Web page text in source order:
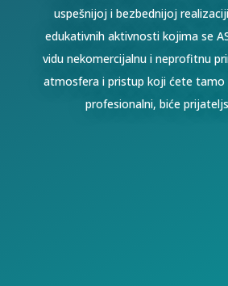
uspešnijoj i bezbednijoj
edukativnih aktivnosti kojima se
vidu nekomercijalnu i neprofitnu
atmosfera i pristup koji ćete tamo
profesionalni, biće